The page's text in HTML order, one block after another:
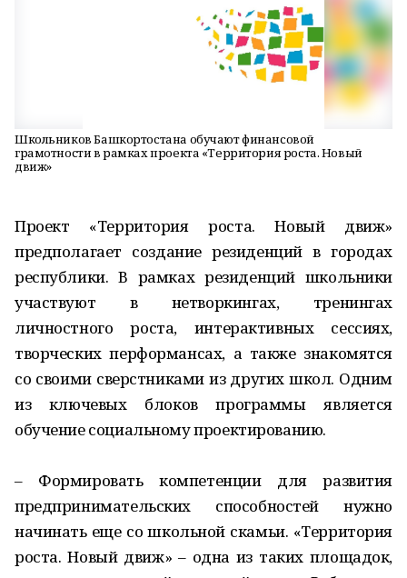
Школьников Башкортостана обучают финансовой
грамотности в рамках проекта «Территория роста. Новый
движ»
Проект «Территория роста. Новый движ»
предполагает создание резиденций в городах
республики. В рамках резиденций школьники
участвуют в нетворкингах, тренингах
личностного роста, интерактивных сессиях,
творческих перформансах, а также знакомятся
со своими сверстниками из других школ. Одним
из ключевых блоков программы является
обучение социальному проектированию.
– Формировать компетенции для развития
предпринимательских способностей нужно
начинать еще со школьной скамьи. «Территория
роста. Новый движ» – одна из таких площадок,